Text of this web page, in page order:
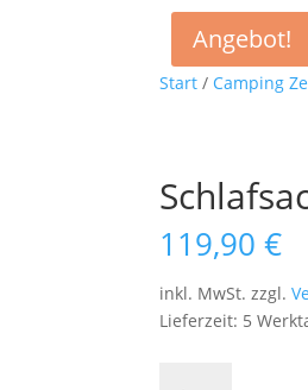
Start / Camping
119,90€
inkl. MwSt. zzgl.
Lieferzeit: 5
Angebot!